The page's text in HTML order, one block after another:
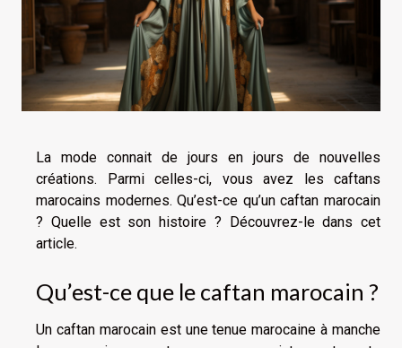
La mode connait de jours en jours de nouvelles
créations. Parmi celles-ci, vous avez les caftans
marocains modernes. Qu’est-ce qu’un caftan marocain
? Quelle est son histoire ? Découvrez-le dans cet
article.
Qu’est-ce que le caftan marocain ?
Un caftan marocain est une tenue marocaine à manche